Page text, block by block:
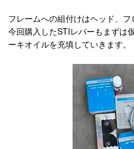
フレームへの組付けはヘッド、フ
今回購入したSTIレバーもまずは
ーキオイルを充填していきます。